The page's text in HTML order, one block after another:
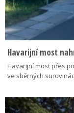
Havarijní most
Havarijní most přes
ve sběrných